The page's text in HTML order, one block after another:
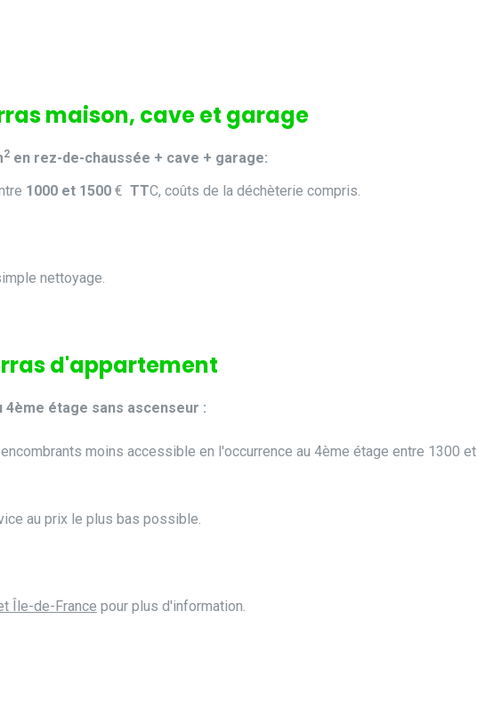
maison, cave et garage
2 en rez-de-chaussée + cave + garage:
1000 et 1500 € TTC, coûts de la déchèterie compris.
nettoyage.
d'appartement
4ème étage sans ascenseur :
moins accessible en l'occurrence au 4ème étage entre 1300 et
au prix le plus bas possible.
Île-de-France pour plus d'information.